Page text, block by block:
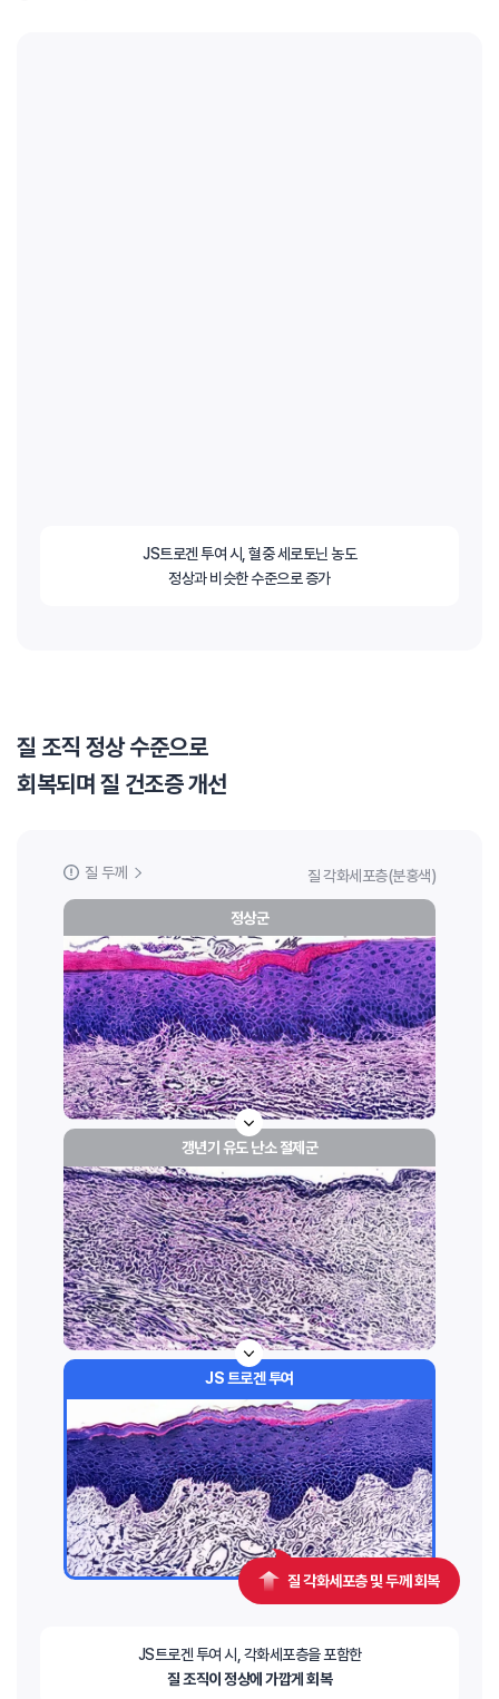
JS트로겐 투여 시, 혈중 세로토닌 농도
정상과 비슷한 수준으로 증가
질 조직 정상 수준으로
회복되며 질 건조증 개선
질 두께 질 각화세포층(분홍색)
정상군
갱년기 유도 난소 절제군
JS 트로겐 투여
질 각화세포층 및 두께 회복
JS트로겐 투여 시, 각화세포층을 포함한
질 조직이 정상에 가깝게 회복